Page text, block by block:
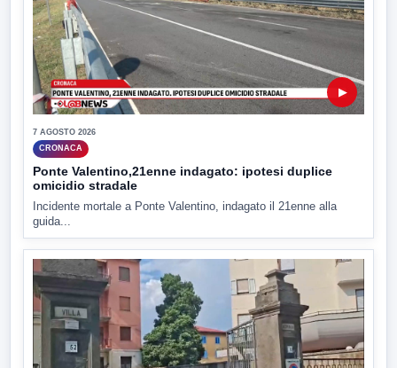
▶
7 AGOSTO 2026
CRONACA
Ponte Valentino,21enne indagato: ipotesi duplice
omicidio stradale
Incidente mortale a Ponte Valentino, indagato il 21enne alla
guida...